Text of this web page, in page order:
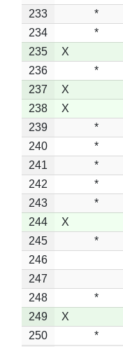
233
*
234
*
235
X
236
*
237
X
238
X
239
*
240
*
241
*
242
*
243
*
244
X
245
*
246
247
248
*
249
X
250
*